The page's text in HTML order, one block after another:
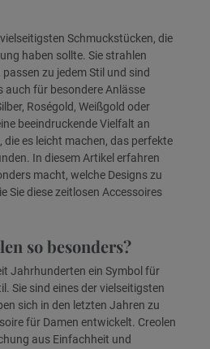
Schmuckstücken, die
haben sollte. Sie strahlen
zu jedem Stil und sind
auch für besondere Anlässe
Roségold, Weißgold oder
beeindruckende Vielfalt an
die es leicht machen, das perfekte
In diesem Artikel erfahren
macht, welche Designs zu
Sie diese zeitlosen Accessoires
so besonders?
Jahrhunderten ein Symbol für
Sie sind eines der vielseitigsten
sich in den letzten Jahren zu
für Damen entwickelt. Creolen
aus Einfachheit und